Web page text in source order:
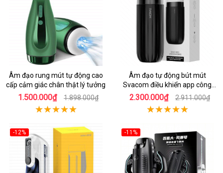
Âm đạo rung mút tự động cao
cấp cảm giác chân thật lý tưởng
1.500.000₫ 1.898.000₫
Âm đạo tự động bút mút
Svacom điều khiển app công
nghệ hiện đại
2.300.000₫ 2.911.000₫
-12% -11%